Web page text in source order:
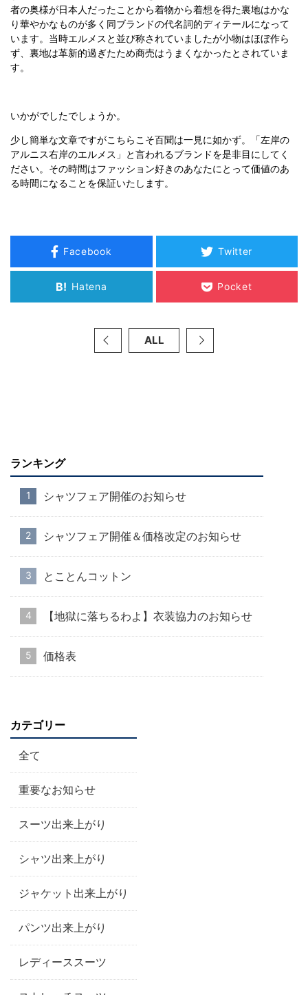
者の奥様が日本人だったことから着物から着想を得た裏地はかな
り華やかなものが多く同ブランドの代名詞的ディテールになって
います。当時エルメスと並び称されていましたが小物はほぼ作ら
ず、裏地は革新的過ぎたため商売はうまくなかったとされていま
す。
いかがでしたでしょうか。
少し簡単な文章ですがこちらこそ百聞は一見に如かず。「左岸の
アルニス右岸のエルメス」と言われるブランドを是非目にしてく
ださい。その時間はファッション好きのあなたにとって価値のあ
る時間になることを保証いたします。
Facebook Twitter
B! Hatena Pocket
ALL
ランキング
シャツフェア開催のお知らせ
シャツフェア開催＆価格改定のお知らせ
とことんコットン
【地獄に落ちるわよ】衣装協力のお知らせ
価格表
カテゴリー
全て
重要なお知らせ
スーツ出来上がり
シャツ出来上がり
ジャケット出来上がり
パンツ出来上がり
レディーススーツ